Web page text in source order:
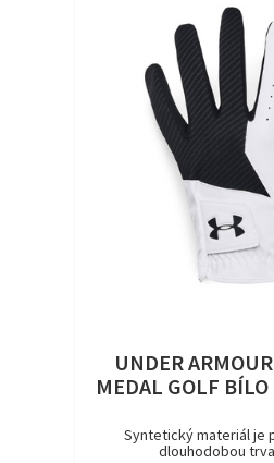
UNDER
MEDAL GOLF
Syntetický materiál je
dlouhodobou